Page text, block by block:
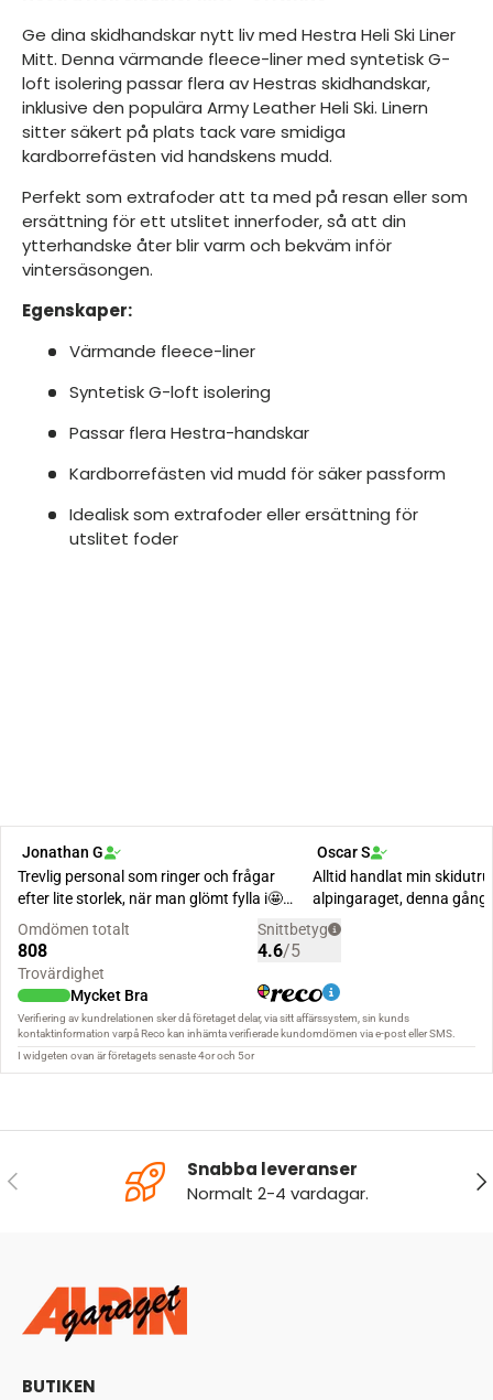
Ge dina skidhandskar nytt liv med Hestra Heli Ski Liner
Mitt. Denna värmande fleece-liner med syntetisk G-
loft isolering passar flera av Hestras skidhandskar,
inklusive den populära Army Leather Heli Ski. Linern
sitter säkert på plats tack vare smidiga
kardborrefästen vid handskens mudd.
Perfekt som extrafoder att ta med på resan eller som
ersättning för ett utslitet innerfoder, så att din
ytterhandske åter blir varm och bekväm inför
vintersäsongen.
Egenskaper:
Värmande fleece-liner
Syntetisk G-loft isolering
Passar flera Hestra-handskar
Kardborrefästen vid mudd för säker passform
Idealisk som extrafoder eller ersättning för
utslitet foder
FÖREGÅENDE
Snabba leveranser
Normalt 2-4 vardagar.
BUTIKEN